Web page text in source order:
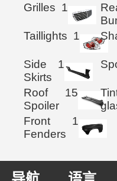
Grilles 1
Taillights 1
Side
Skirts
1
Roof
Spoiler
15
Front
Fenders
1